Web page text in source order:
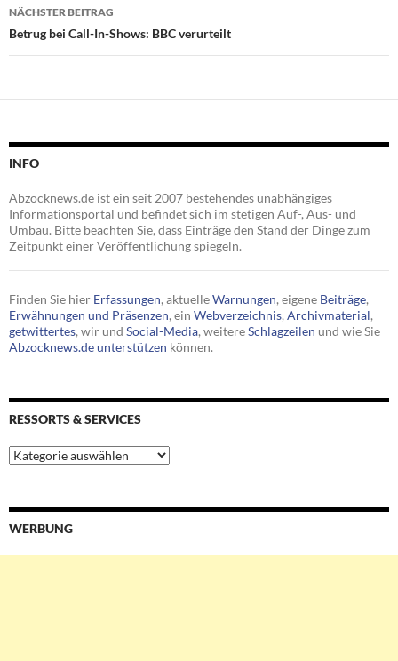
NÄCHSTER BEITRAG
Betrug bei Call-In-Shows: BBC verurteilt
INFO
Abzocknews.de ist ein seit 2007 bestehendes unabhängiges
Informationsportal und befindet sich im stetigen Auf-, Aus- und
Umbau. Bitte beachten Sie, dass Einträge den Stand der Dinge zum
Zeitpunkt einer Veröffentlichung spiegeln.
Finden Sie hier Erfassungen, aktuelleWarnungen, eigene Beiträge,
Erwähnungen und Präsenzen, ein Webverzeichnis, Archivmaterial,
getwittertes, wir und Social-Media, weitereSchlagzeilen und wie Sie
Abzocknews.de unterstützen können.
RESSORTS & SERVICES
Ressorts
&
WERBUNG